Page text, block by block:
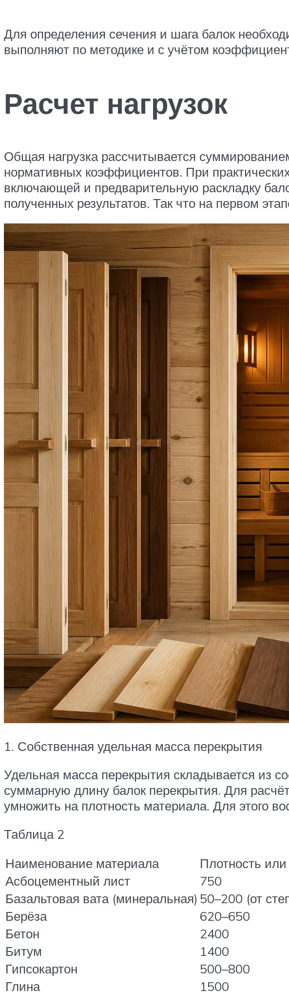
Для определения сечения и шага балок
выполняют по методике и с учётом
Расчет нагрузок
Общая нагрузка рассчитывается
нормативных коэффициентов. При
включающей и предварительную раскладку
полученных результатов. Так что на первом
1. Собственная удельная масса перекрытия
Удельная масса перекрытия складывается из
суммарную длину балок перекрытия. Для
умножить на плотность материала. Для этого
Таблица 2
Наименование материала
Плотность
Асбоцементный лист
750
Базальтовая вата (минеральная) 50–200 (от
Берёза
620–650
Бетон
2400
Битум
1400
Гипсокартон
500–800
Глина
1500